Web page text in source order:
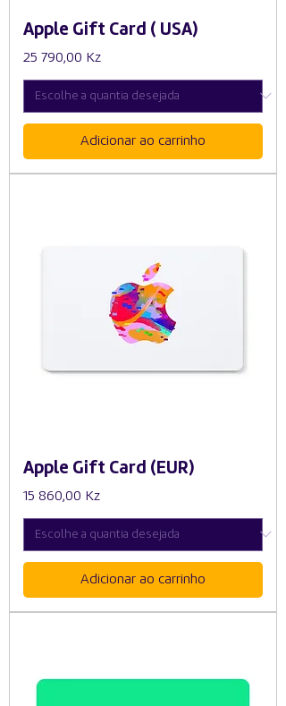
Apple Gift Card ( USA)
Preço
25 790,00 Kz
Adicionar ao carrinho
Apple Gift Card (EUR)
Preço
15 860,00 Kz
Adicionar ao carrinho